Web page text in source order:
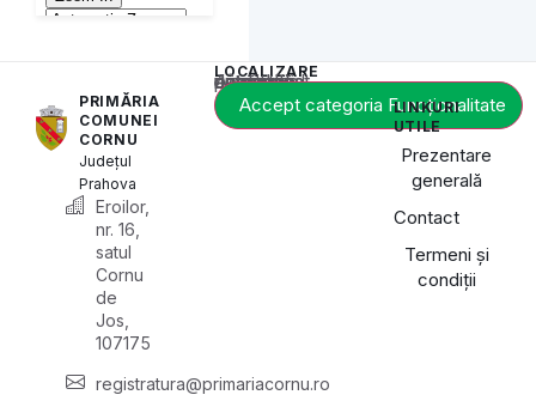
PRIMĂRIA
COMUNEI
CORNU
Județul
Prahova
Eroilor,
nr. 16,
satul
Cornu
de
Jos,
107175
registratura@primariacornu.ro
LOCALIZARE
Acest conținut este blocat până când acceptați categoria de cookie-uri necesară.
Accept categoria Funcționalitate
LINKURI
UTILE
Prezentare
generală
Contact
Termeni și
condiții